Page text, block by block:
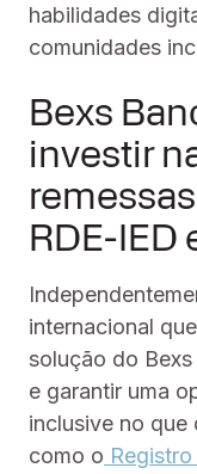
habilidades
comunidades
Bexs
investir
RDE-IED
internacional
solução do
e garantir uma
inclusive no
como o